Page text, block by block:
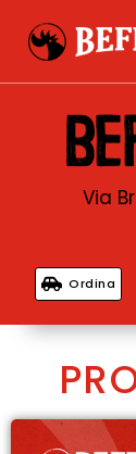
Via
Ordina